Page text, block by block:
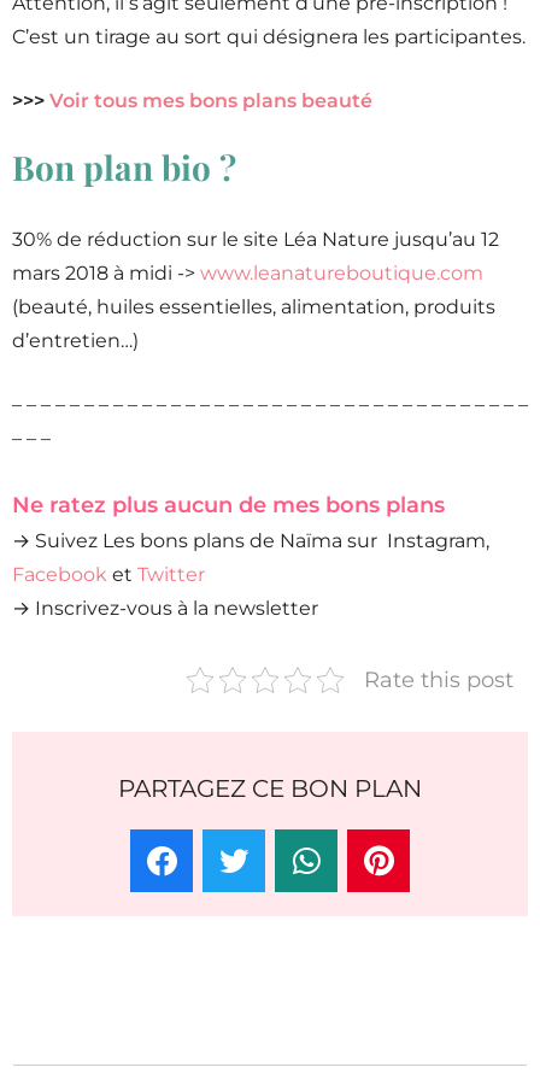
C’est un tirage au sort qui désignera les participantes.
>>> Voir tous mes bons plans beauté
Bon plan bio ?
30% de réduction sur le site Léa Nature jusqu’au 12
mars 2018 à midi -> www.leanatureboutique.com
(beauté, huiles essentielles, alimentation, produits
d’entretien…)
– – – – – – – – – – – – – – – – – – – – – – – – – – – – – – – – – – – –
– – –
Ne ratez plus aucun de mes bons plans
→ Suivez Les bons plans de Naïma sur Instagram,
Facebook et Twitter
→ Inscrivez-vous à la newsletter
Rate this post
PARTAGEZ CE BON PLAN